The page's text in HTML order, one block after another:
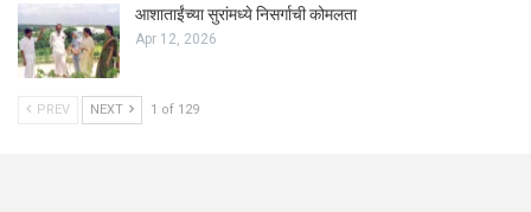
आशाताईंच्या सुरांमध्ये निसर्गाची कोमलता
Apr 12, 2026
PREV NEXT 1 of 129